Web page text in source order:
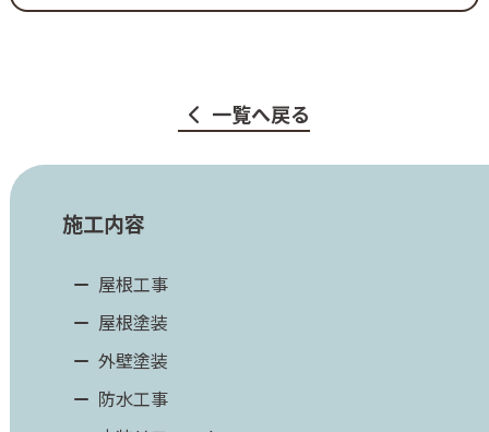
一覧へ戻る
施工内容
屋根工事
屋根塗装
外壁塗装
防水工事